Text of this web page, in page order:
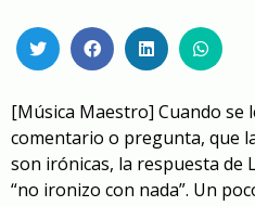
[Música Maestro] Cuando se
comentario o pregunta, que
son irónicas, la respuesta de
“no ironizo con nada”. Un